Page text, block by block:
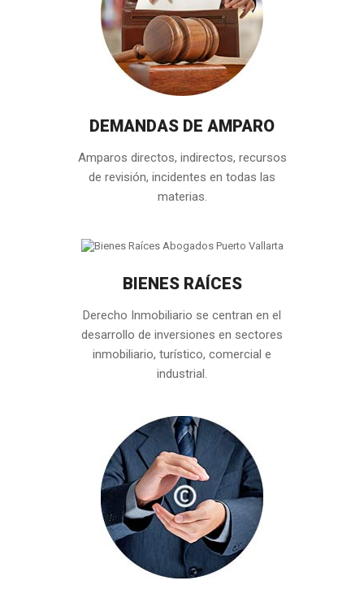
DEMANDAS DE AMPARO
Amparos directos, indirectos, recursos
de revisión, incidentes en todas las
materias.
BIENES RAÍCES
Derecho Inmobiliario se centran en el
desarrollo de inversiones en sectores
inmobiliario, turístico, comercial e
industrial.